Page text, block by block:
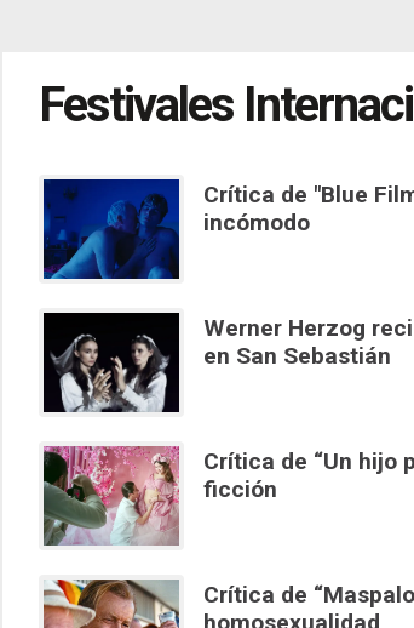
Festivales
Crítica de "Blue
incómodo
Werner Herzog
en San Sebastián
Crítica de “Un hijo
ficción
Crítica de